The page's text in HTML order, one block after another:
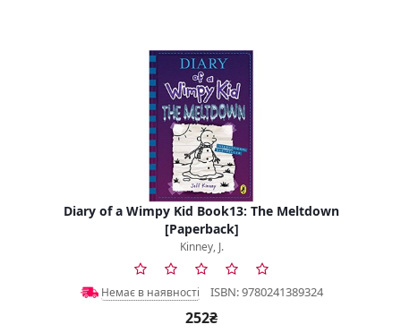
Diary of a Wimpy Kid Book13: The Meltdown
[Paperback]
Kinney, J.
Немає в наявності ISBN: 9780241389324
252₴